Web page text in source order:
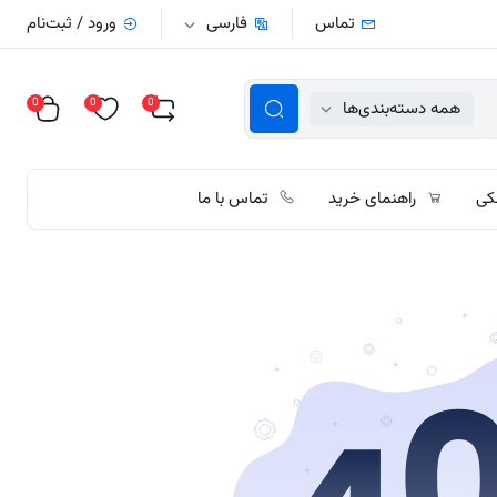
تماس فارسی ورود / ثبت‌نام
همه دسته‌بندی‌ها 0
0
0
راهنمای خرید تماس با ما